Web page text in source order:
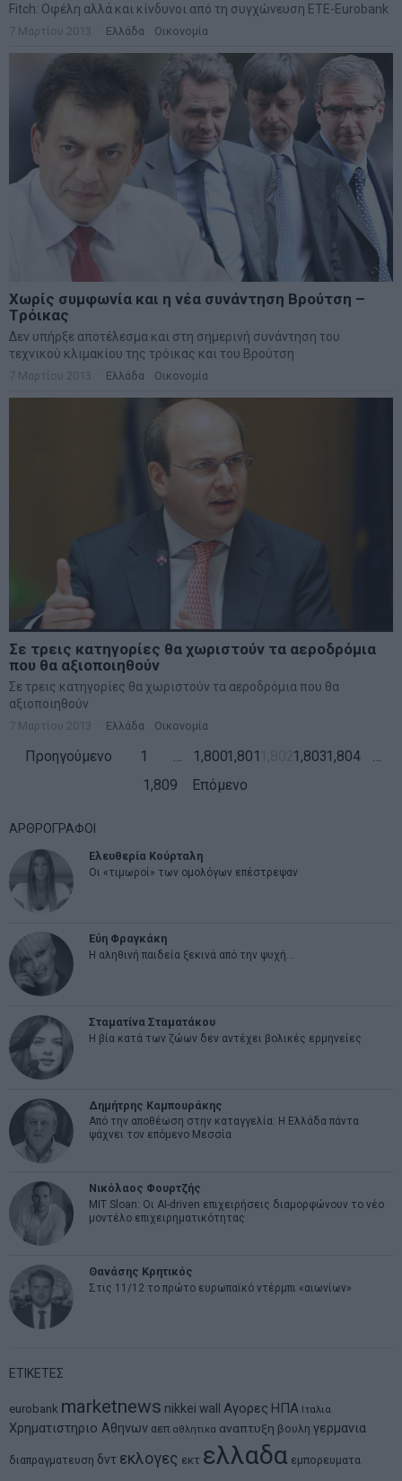
Fitch: Οφέλη αλλά και κίνδυνοι από τη συγχώνευση ΕΤΕ-Eurobank
7 Μαρτίου 2013 Ελλάδα Οικονομία
Χωρίς συμφωνία και η νέα συνάντηση Βρούτση –
Tρόικας
Δεν υπήρξε αποτέλεσμα και στη σημερινή συνάντηση του
τεχνικού κλιμακίου της τρόικας και του Βρούτση
7 Μαρτίου 2013 Ελλάδα Οικονομία
Σε τρεις κατηγορίες θα χωριστούν τα αεροδρόμια
που θα αξιοποιηθούν
Σε τρεις κατηγορίες θα χωριστούν τα αεροδρόμια που θα
αξιοποιηθούν
7 Μαρτίου 2013 Ελλάδα Οικονομία
Προηγούμενο 1 … 1,8001,801 1,8031,804
…
1,809
Επόμενο
ΑΡΘΡΟΓΡΑΦΟΙ
Ελευθερία Κούρταλη
Οι «τιμωροί» των ομολόγων επέστρεψαν
Εύη Φραγκάκη
Η αληθινή παιδεία ξεκινά από την ψυχή…
Σταματίνα Σταματάκου
Η βία κατά των ζώων δεν αντέχει βολικές ερμηνείες
Δημήτρης Καμπουράκης
Από την αποθέωση στην καταγγελία: Η Ελλάδα πάντα
ψάχνει τον επόμενο Μεσσία
Νικόλαος Φουρτζής
MIT Sloan: Οι AI-driven επιχειρήσεις διαμορφώνουν το νέο
μοντέλο επιχειρηματικότητας
Θανάσης Κρητικός
Στις 11/12 το πρώτο ευρωπαϊκό ντέρμπι «αιωνίων»
ΕΤΙΚΕΤΕΣ
eurobank marketnews nikkei wall Αγορες ΗΠΑ Ιταλια
Χρηματιστηριο Αθηνων αεπ αθλητικα αναπτυξη βουλη γερμανια
διαπραγματευση δντ εκλογες εκτ ελλαδα εμπορευματα